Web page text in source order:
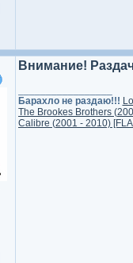
Внимание!
Барахло не раздаю!!!
The Brookes Brothers
Calibre (2001 - 2010)